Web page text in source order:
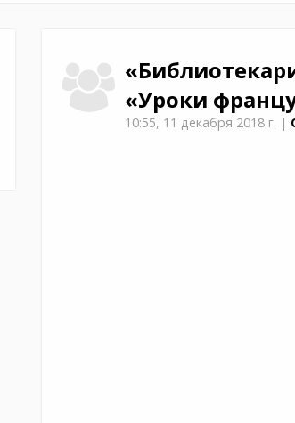
«Уроки
10:55, 11 декабря 2018 г. |